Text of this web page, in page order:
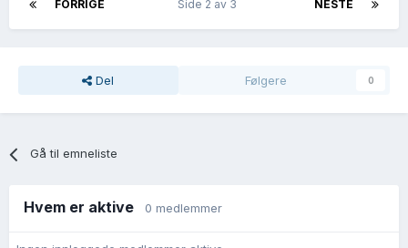
FORRIGE NESTE
Side 2 av 3
Del Følgere 0
Gå til emneliste
Hvem er aktive 0 medlemmer